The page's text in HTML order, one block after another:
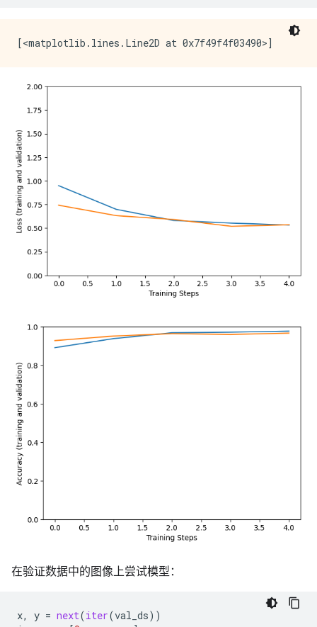
在验证数据中的图像上尝试模型：
x, y = next(iter(val_ds))